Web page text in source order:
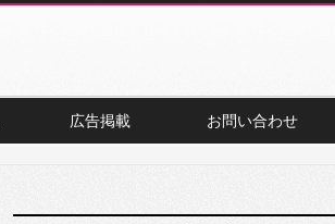
広告掲載 お問い合わせ